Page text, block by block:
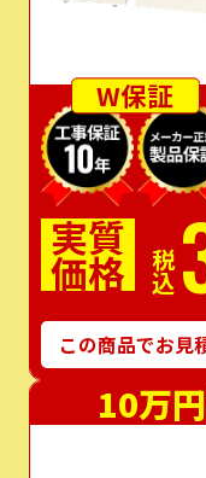
W保証
実質
価格 税込
この商品でお見
10万円